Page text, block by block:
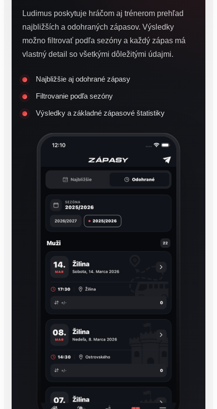
Ludimus poskytuje hráčom aj trénerom prehľad
najbližších a odohraných zápasov. Výsledky
možno filtrovať podľa sezóny a každý zápas má
vlastný detail so všetkými dôležitými údajmi.
Najbližšie aj odohrané zápasy
Filtrovanie podľa sezóny
Výsledky a základné zápasové štatistiky